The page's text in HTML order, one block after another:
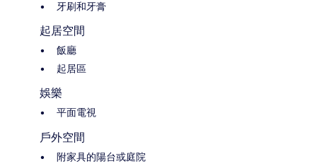
牙刷和牙膏
起居空間
飯廳
起居區
娛樂
平面電視
戶外空間
附家具的陽台或庭院